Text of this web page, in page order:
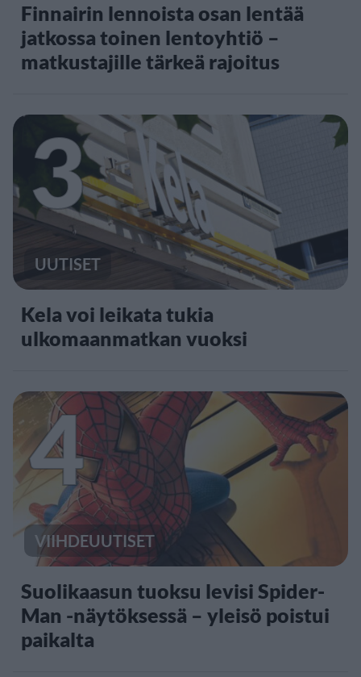
Finnairin lennoista osan lentää
jatkossa toinen lentoyhtiö –
matkustajille tärkeä rajoitus
3
UUTISET
Kela voi leikata tukia
ulkomaanmatkan vuoksi
4
VIIHDEUUTISET
Suolikaasun tuoksu levisi Spider-
Man -näytöksessä – yleisö poistui
paikalta